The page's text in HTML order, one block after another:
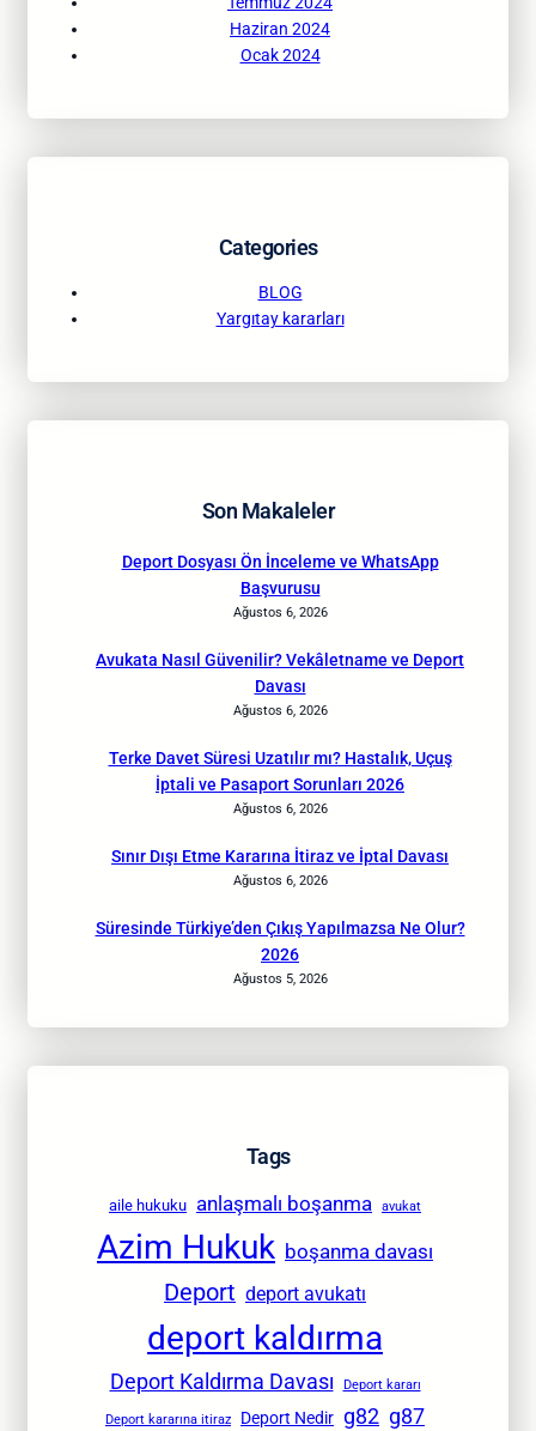
Haziran 2024
Ocak 2024
Categories
BLOG
Yargıtay kararları
Son Makaleler
Deport Dosyası Ön İnceleme ve WhatsApp
Başvurusu
Ağustos 6, 2026
Avukata Nasıl Güvenilir? Vekâletname ve Deport
Davası
Ağustos 6, 2026
Terke Davet Süresi Uzatılır mı? Hastalık, Uçuş
İptali ve Pasaport Sorunları 2026
Ağustos 6, 2026
Sınır Dışı Etme Kararına İtiraz ve İptal Davası
Ağustos 6, 2026
Süresinde Türkiye’den Çıkış Yapılmazsa Ne Olur?
2026
Ağustos 5, 2026
Tags
aile hukuku anlaşmalı boşanma avukat
Azim Hukuk boşanma davası
Deport deport avukatı
deport kaldırma
Deport Kaldırma Davası Deport kararı
Deport kararına itiraz Deport Nedir g82 g87